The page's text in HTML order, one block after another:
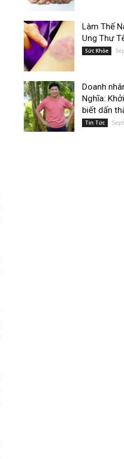
Làm Thế
Ung Thư
Sức Khỏe
Doanh
Nghĩa:
biết dấn
Tin Tức